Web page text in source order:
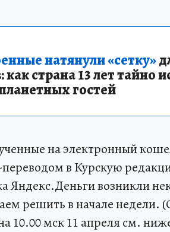
натянули «сетку»
страна 13 лет тайно
гостей
на электронный
переводом в Курскую
Яндекс.Деньги возникли
решить в начале
10.00 мск 11 апреля см.